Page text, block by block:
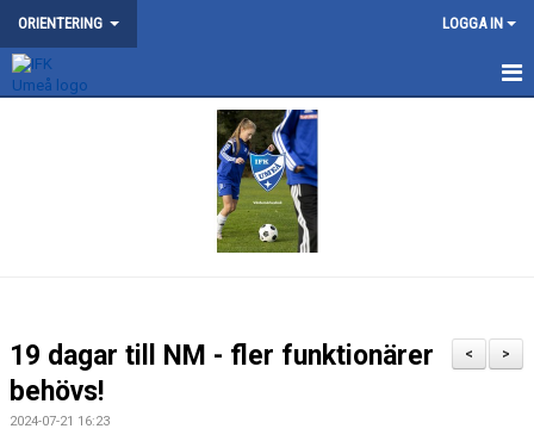
ORIENTERING LOGGA IN
OM ORIENTERINGSSEKTIONEN
MOTION
>
<
19 dagar till NM - fler funktionärer
behövs!
2024-07-21 16:23